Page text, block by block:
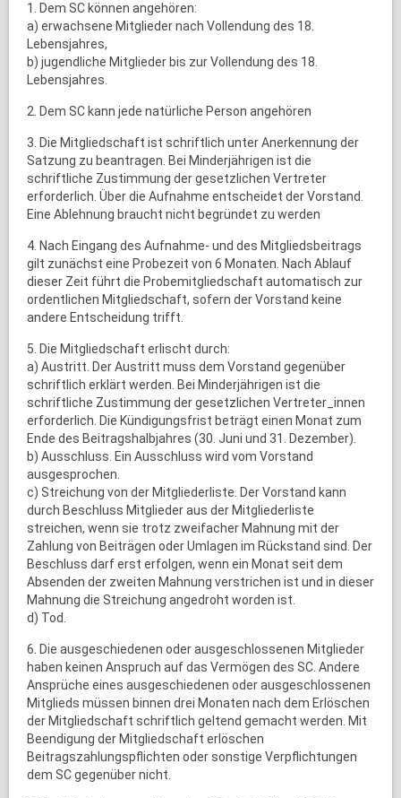
1. Dem SC können angehören:
a) erwachsene Mitglieder nach Vollendung des 18.
Lebensjahres,
b) jugendliche Mitglieder bis zur Vollendung des 18.
Lebensjahres.
2. Dem SC kann jede natürliche Person angehören
3. Die Mitgliedschaft ist schriftlich unter Anerkennung der
Satzung zu beantragen. Bei Minderjährigen ist die
schriftliche Zustimmung der gesetzlichen Vertreter
erforderlich. Über die Aufnahme entscheidet der Vorstand.
Eine Ablehnung braucht nicht begründet zu werden
4. Nach Eingang des Aufnahme- und des Mitgliedsbeitrags
gilt zunächst eine Probezeit von 6 Monaten. Nach Ablauf
dieser Zeit führt die Probemitgliedschaft automatisch zur
ordentlichen Mitgliedschaft, sofern der Vorstand keine
andere Entscheidung trifft.
5. Die Mitgliedschaft erlischt durch:
a) Austritt. Der Austritt muss dem Vorstand gegenüber
schriftlich erklärt werden. Bei Minderjährigen ist die
schriftliche Zustimmung der gesetzlichen Vertreter_innen
erforderlich. Die Kündigungsfrist beträgt einen Monat zum
Ende des Beitragshalbjahres (30. Juni und 31. Dezember).
b) Ausschluss. Ein Ausschluss wird vom Vorstand
ausgesprochen.
c) Streichung von der Mitgliederliste. Der Vorstand kann
durch Beschluss Mitglieder aus der Mitgliederliste
streichen, wenn sie trotz zweifacher Mahnung mit der
Zahlung von Beiträgen oder Umlagen im Rückstand sind. Der
Beschluss darf erst erfolgen, wenn ein Monat seit dem
Absenden der zweiten Mahnung verstrichen ist und in dieser
Mahnung die Streichung angedroht worden ist.
d) Tod.
6. Die ausgeschiedenen oder ausgeschlossenen Mitglieder
haben keinen Anspruch auf das Vermögen des SC. Andere
Ansprüche eines ausgeschiedenen oder ausgeschlossenen
Mitglieds müssen binnen drei Monaten nach dem Erlöschen
der Mitgliedschaft schriftlich geltend gemacht werden. Mit
Beendigung der Mitgliedschaft erlöschen
Beitragszahlungspflichten oder sonstige Verpflichtungen
dem SC gegenüber nicht.